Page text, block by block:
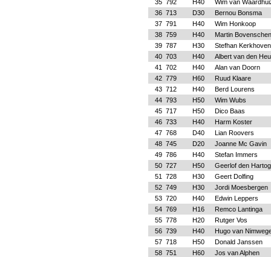
35 792 H40
Wim van
36 713 D30
Bernou Bonsma
37 791 H40
Wim Honkoop
38 759 H40
Martin Bovenschen
39 787 H30
Stefhan Kerkhoven
40 703 H40
Albert van den
41
702 H40
Alan van Doorn
42 779 H60
Ruud Klaare
43 712 H40
Berd Lourens
44 793 H50
Wim Wubs
45 717 H50
Dico Baas
46 733 H40
Harm Koster
47 768 D40
Lian Roovers
48 745 D20
Joanne Mc Gavin
49 786 H40
Stefan Immers
50 727 H50
Geerlof den
51
728 H30
Geert Dolfing
52 749 H30
Jordi Moesbergen
53 720 H40
Edwin Leppers
54 769 H16
Remco Lantinga
55 778 H20
Rutger Vos
56 739 H40
Hugo van
57 718 H50
Donald Janssen
58 751 H60
Jos van Alphen